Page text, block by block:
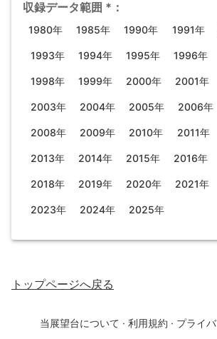
収録データ範囲 * ：
1980年 1985年 1990年 1991年
1993年 1994年 1995年 1996年
1998年 1999年 2000年 2001年
2003年 2004年 2005年 2006年
2008年 2009年 2010年 2011年
2013年 2014年 2015年 2016年
2018年 2019年 2020年 2021年
2023年 2024年 2025年
トップページへ戻る
当展望台について · 利用規約 · プライ